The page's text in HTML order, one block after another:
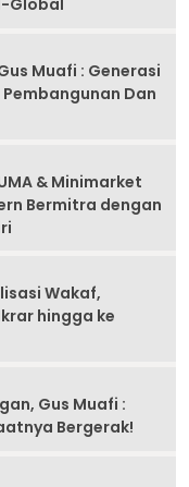
Global
Muafi : Generasi
Dan
& Minimarket
Bermitra dengan
Wakaf,
hingga ke
Gus Muafi :
Bergerak!